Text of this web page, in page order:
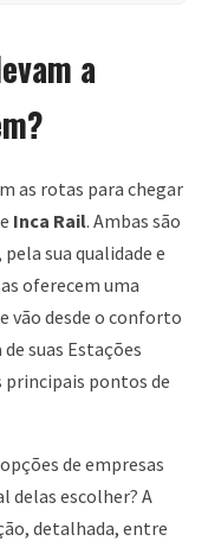
a
as rotas para chegar
e Inca Rail. Ambas são
sua qualidade e
oferecem uma
vão desde o conforto
suas Estações
pontos de
de empresas
delas escolher? A
detalhada, entre